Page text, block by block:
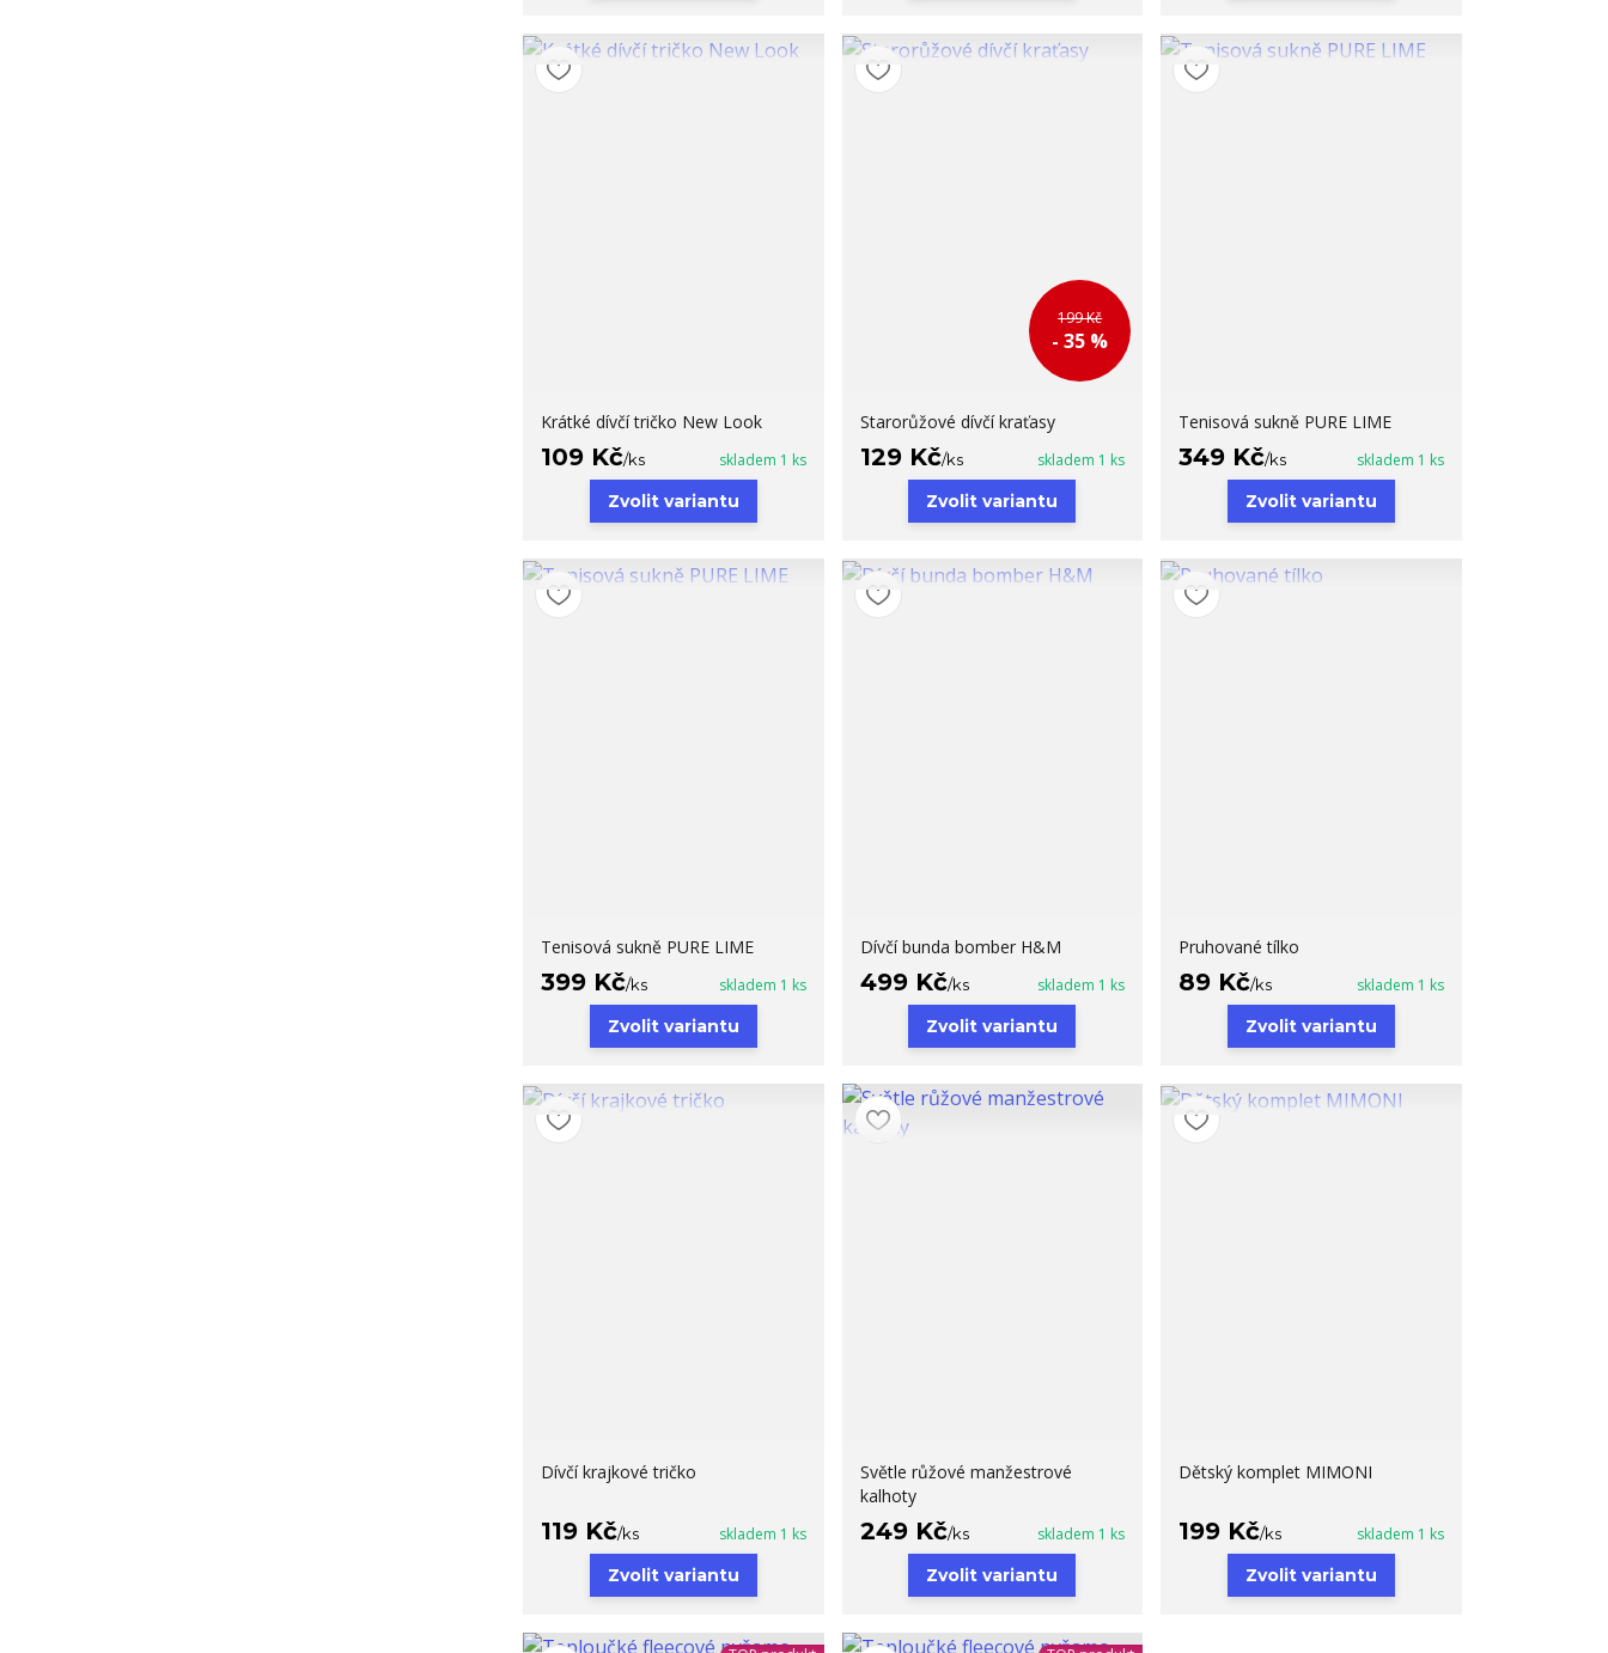
Krátké dívčí tričko New Look
109 Kč/ks skladem 1 ks
Zvolit variantu
199 Kč
- 35 %
Starorůžové dívčí kraťasy
129 Kč/ks skladem 1 ks
Zvolit variantu
Tenisová sukně PURE LIME
349 Kč/ks skladem 1 ks
Zvolit variantu
Tenisová sukně PURE LIME
399 Kč/ks skladem 1 ks
Zvolit variantu
Dívčí bunda bomber H&M
499 Kč/ks skladem 1 ks
Zvolit variantu
Pruhované tílko
89 Kč/ks skladem 1 ks
Zvolit variantu
Dívčí krajkové tričko
119 Kč/ks skladem 1 ks
Zvolit variantu
Světle růžové manžestrové
kalhoty
249 Kč/ks skladem 1 ks
Zvolit variantu
Dětský komplet MIMONI
199 Kč/ks skladem 1 ks
Zvolit variantu